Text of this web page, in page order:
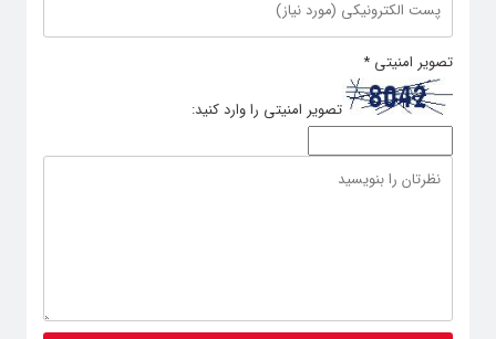
تصویر امنیتی *
تصویر امنیتی را وارد کنید: